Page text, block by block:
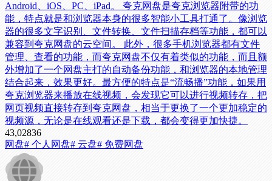
Android、iOS、PC、iPad。 夸克网盘是夸克浏览器附带的功
能，特点就是和浏览器本身的很多智能小工具打通了。像浏览
器的很多文字识别、文件转换、文件扫描存档等功能，都可以
兼容到夸克网盘的云空间。 此外，很多手机浏览器都有文件
管理、查看的功能，而夸克网盘不仅有着类似的功能，而且额
外增加了一个网盘主打的自动备份功能，和浏览器的本地管理
结合起来，效果更好。最方便的特点是“流畅播”功能，如果用
夸克浏览器来播放在线视频，会发现它可以进行视频转存，把
网页视频直接转存到夸克网盘，相当于更换了一个更加稳定的
视频源，无论是在线观看还是下载，都会变得更加快捷。
43,02836
网盘# 个人网盘# 云盘# 免费网盘